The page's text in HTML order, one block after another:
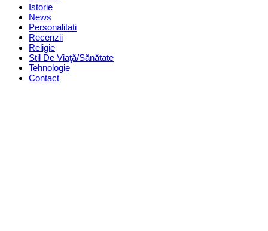
Istorie
News
Personalitati
Recenzii
Religie
Stil De Viaţă/Sănătate
Tehnologie
Contact